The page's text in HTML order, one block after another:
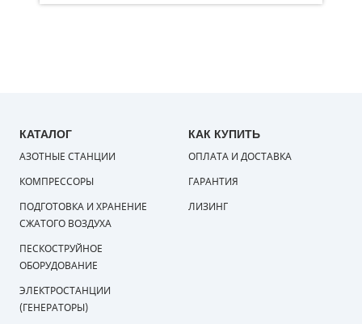
КАТАЛОГ
АЗОТНЫЕ СТАНЦИИ
КОМПРЕССОРЫ
ПОДГОТОВКА И ХРАНЕНИЕ
СЖАТОГО ВОЗДУХА
ПЕСКОСТРУЙНОЕ
ОБОРУДОВАНИЕ
ЭЛЕКТРОСТАНЦИИ
(ГЕНЕРАТОРЫ)
КАК КУПИТЬ
ОПЛАТА И ДОСТАВКА
ГАРАНТИЯ
ЛИЗИНГ